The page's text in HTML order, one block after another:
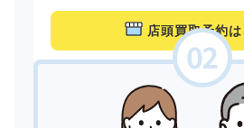
店頭買取予約